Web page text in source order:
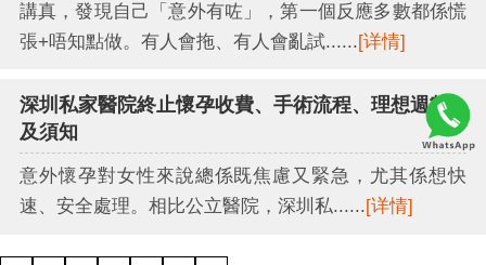
講真，發現自己「意外有咗」，第一個反應多數都係慌
張+唔知點做。有人會拖、有人會亂試......[详情]
深圳私家醫院終止懷孕收費、手術流程、理想週數
及須知
意外懷孕對女性來說總係既焦慮又緊急，尤其係想快
速、安全處理。相比公立醫院，深圳私......[详情]